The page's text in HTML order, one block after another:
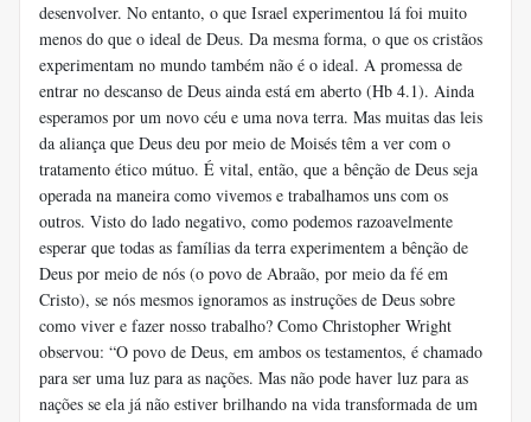
desenvolver. No entanto, o que Israel experimentou lá foi muito
menos do que o ideal de Deus. Da mesma forma, o que os cristãos
experimentam no mundo também não é o ideal. A promessa de
entrar no descanso de Deus ainda está em aberto (Hb 4.1). Ainda
esperamos por um novo céu e uma nova terra. Mas muitas das leis
da aliança que Deus deu por meio de Moisés têm a ver com o
tratamento ético mútuo. É vital, então, que a bênção de Deus seja
operada na maneira como vivemos e trabalhamos uns com os
outros. Visto do lado negativo, como podemos razoavelmente
esperar que todas as famílias da terra experimentem a bênção de
Deus por meio de nós (o povo de Abraão, por meio da fé em
Cristo), se nós mesmos ignoramos as instruções de Deus sobre
como viver e fazer nosso trabalho? Como Christopher Wright
observou: “O povo de Deus, em ambos os testamentos, é chamado
para ser uma luz para as nações. Mas não pode haver luz para as
nações se ela já não estiver brilhando na vida transformada de um